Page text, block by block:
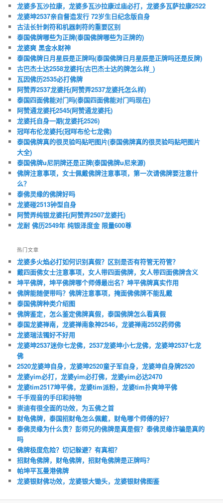
龙婆多瓦沙拉康，龙婆多瓦沙拉康过庙必打，龙婆多瓦萨拉康2522
龙婆坤2537亲自督造发行 72岁生日纪念版自身
古法长针刺符和机器刺符的重要区别
泰国佛牌哪些为正牌(泰国佛牌哪些为正牌的)
龙婆爽 黑金水财神
泰国佛牌日月星辰是正牌吗(泰国佛牌日月星辰是正牌吗还是反牌)
古巴杰士达2558龙婆托(古巴杰士达的牌怎么样_)
瓦因佛历2535必打佛牌
阿赞弄2537龙婆托(阿赞弄2537龙婆托怎么样)
泰国四面佛能对门吗(泰国四面佛能对门吗现在)
阿赞通龙婆托2545(阿赞通龙婆托)
龙婆托自身一期(龙婆托2526)
冠咩布伦龙婆托(冠咩布伦七龙佛)
泰国佛牌真的很灵验吗贴吧图片(泰国佛牌真的很灵验吗贴吧图片
大全)
泰国佛牌u尼阴牌还是正牌(泰国佛牌u尼来源)
佛牌注意事项，女士佩戴佛牌注意事项，第一次请佛牌要注意什
么？
泰佛灵缘的佛牌好吗
龙婆碰2513钟型自身
阿赞弄纯银龙婆托(阿赞弄2507龙婆托)
龙耐 佛历2549年 纯银泽度金 限量600尊
热门文章
龙婆多火焰必打如何识别真假？区别是否有符管无符管？
戴四面佛女士注意事项，女人带四面佛牌，女人带四面佛牌含义
坤平佛牌，坤平佛牌哪个师傅最出名？坤平佛牌真实作用
佛牌能随便带吗？佛牌注意事项，掩面佛佛牌不能乱戴
泰国佛牌种类介绍图
佛牌鉴定，怎么鉴定佛牌真假，泰国佛牌怎么看真假
泰国龙婆禅南，龙婆禅南象神2546，龙婆禅南2552药师佛
龙婆瑞法镯好不好用
龙婆坤2537迷你七龙佛，2537龙婆坤小七龙佛，龙婆坤2537七龙
佛
2520龙婆坤自身，龙婆坤2520童子军自身，龙婆坤自身牌2520
龙婆yim必打，龙婆yim必打佛，龙婆yim必达2470
龙婆tim2517坤平佛，龙婆tim派粉，龙婆tim扑爽坤平佛
千手观音的手印和持物
崇迪有很全面的功效，为五佛之首
财龟佛牌，泰国招财龟怎么佩戴，财龟哪个师傅的好？
泰佛灵缘为什么贵？彭师兄的佛牌是真是假？泰佛灵缘诈骗是真的
吗
佛牌极度危险？切记躲避？有真相？
招财龟佛牌，财龟佛牌，招财龟佛牌是正牌吗？
帕坤平瓦曼港佛牌
龙婆银财佛功效，龙婆银大锄头，龙婆银财佛图鉴